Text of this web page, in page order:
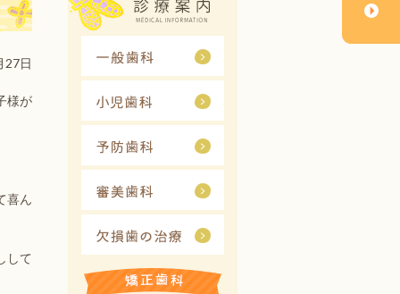
27日
様が
喜ん
して